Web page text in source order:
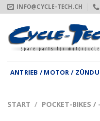
Zum
Inhalt
springen
INFO@CYCLE-TECH.CH
ANTRIEB / MOTOR /
START / POCKET-BIKES /